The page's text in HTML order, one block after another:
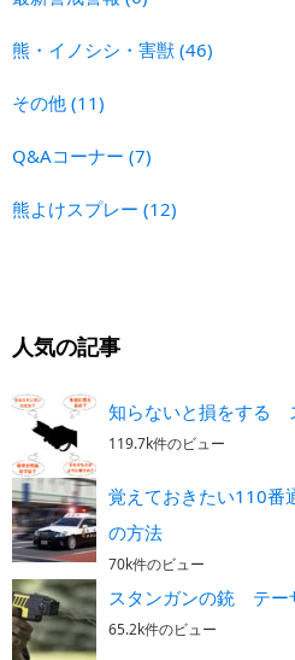
熊・イノシシ・害獣 (46)
その他 (11)
Q&Aコーナー (7)
熊よけスプレー (12)
人気の記事
知らないと損をする
119.7k件のビュー
覚えておきたい110番
の方法
70k件のビュー
スタンガンの銃 テー
65.2k件のビュー